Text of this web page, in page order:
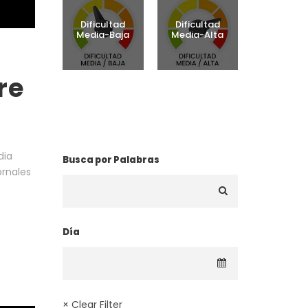
Dificultad
Media-Baja
Dificultad
Media-Alta
Busca por Palabras
Día
× Clear Filter